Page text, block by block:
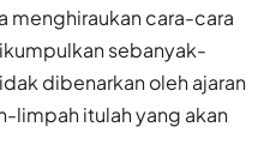
menghiraukan cara-cara
sebanyak-
dibenarkan oleh ajaran
limpah itulah yang akan